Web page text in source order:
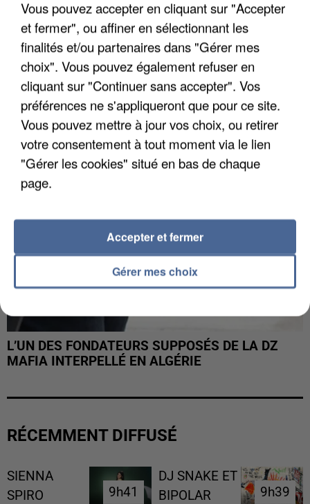
APRÈS TOUTES CES CANICULES, LES REFUGES
DE FAUNE SAUVAGE SONT...
L’UN DES FONDATEURS SUPPOSÉS DE LA DZ
MAFIA INTERPELLÉ EN ALGÉRIE
RÉCEMMENT DIFFUSÉ
SIENNA
SPIRO
9h41
9h41
DJ SNAKE ET
BIPOLAR
9h39
9h39
Vous pouvez accepter en cliquant sur "Accepter
et fermer", ou affiner en sélectionnant les
finalités et/ou partenaires dans "Gérer mes
choix". Vous pouvez également refuser en
cliquant sur "Continuer sans accepter". Vos
préférences ne s'appliqueront que pour ce site.
Vous pouvez mettre à jour vos choix, ou retirer
votre consentement à tout moment via le lien
"Gérer les cookies" situé en bas de chaque
page.
Gérer mes choix
Accepter et fermer